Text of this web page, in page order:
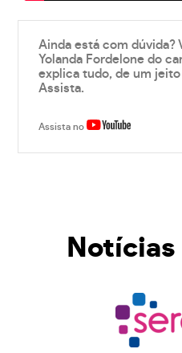
Ainda está com dúvida?
Yolanda Fordelone do
explica tudo, de um
Assista.
Assista no